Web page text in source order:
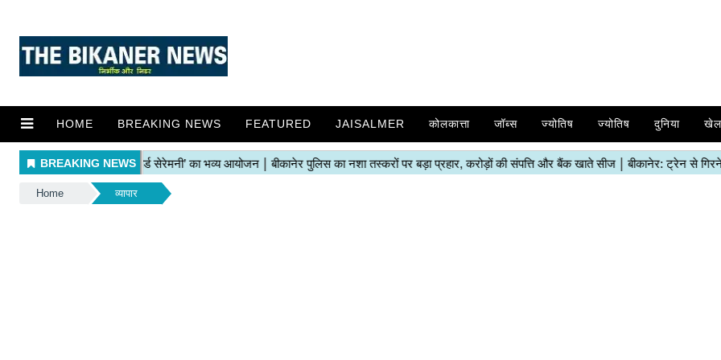
HOME BREAKING NEWS FEATURED JAISALMER कोलकात्ता जॉब्स ज्योतिष ज्योतिष दुनिया खेल
Home व्यापार